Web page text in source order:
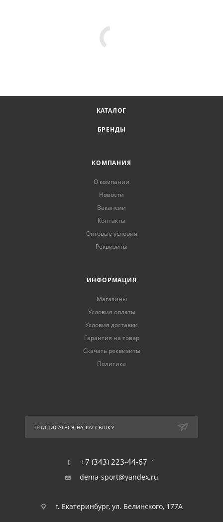
КАТАЛОГ
БРЕНДЫ
КОМПАНИЯ
О компании
Новости
Вакансии
Контакты
Оптовые условия
Реквизиты
ИНФОРМАЦИЯ
Магазины
Условия оплаты
Условия доставки
Гарантия на товар
Скачать реквизиты
Политика
ПОДПИСАТЬСЯ НА РАССЫЛКУ
+7 (343) 223-44-67
dema-sport@yandex.ru
г. Екатеринбург, ул. Белинского, 177А